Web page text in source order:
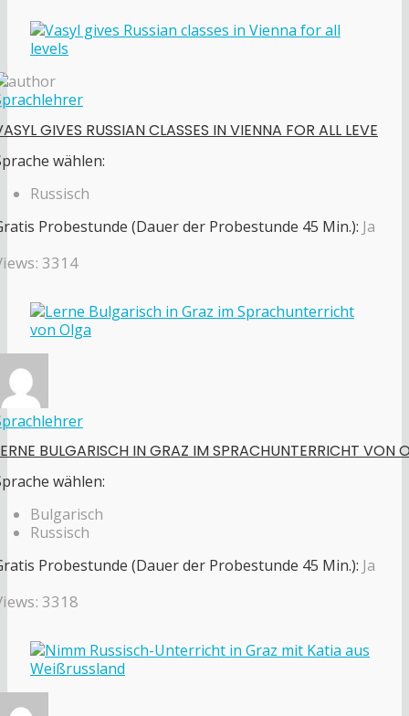
GIVES RUSSIAN CLASSES IN VIENNA FOR ALL LEVE
wählen:
Russisch
Probestunde (Dauer der Probestunde 45 Min.): Ja
3314
BULGARISCH IN GRAZ IM SPRACHUNTERRICHT VON
wählen:
Bulgarisch
Russisch
Probestunde (Dauer der Probestunde 45 Min.): Ja
3318